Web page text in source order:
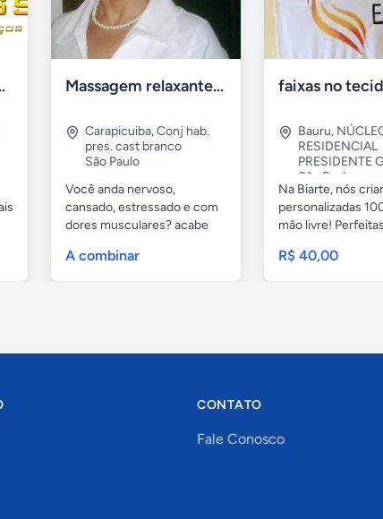
Serviços Massagem relaxante- terapeutica e depilação
Carapicuiba,Conj hab.
pres. cast branco
São Paulo
Você anda nervoso,
cansado, estressado e com
dores musculares? acabe
A combinar
Bauru,
RESIDENCIAL
PRESIDENTE
São Paulo
Na Biarte, nós
personalizadas
mão livre!
R$ 40,00
CONTATO
Fale Conosco